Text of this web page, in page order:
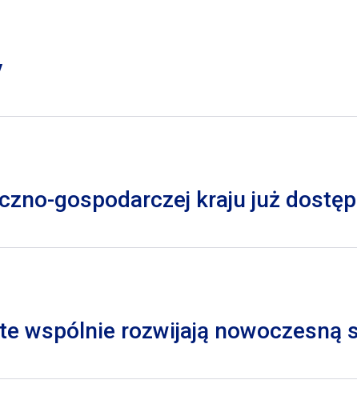
gospodarczej kraju już
wspólnie rozwijają